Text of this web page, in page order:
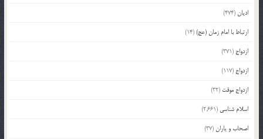
ادیان(474)
ارتباط با امام زمان (عج)(14)
ازدواج (371)
ازدواج (117)
ازدواج موقت (32)
اسلام شناسی (2,661)
اصحاب و یاران(37)